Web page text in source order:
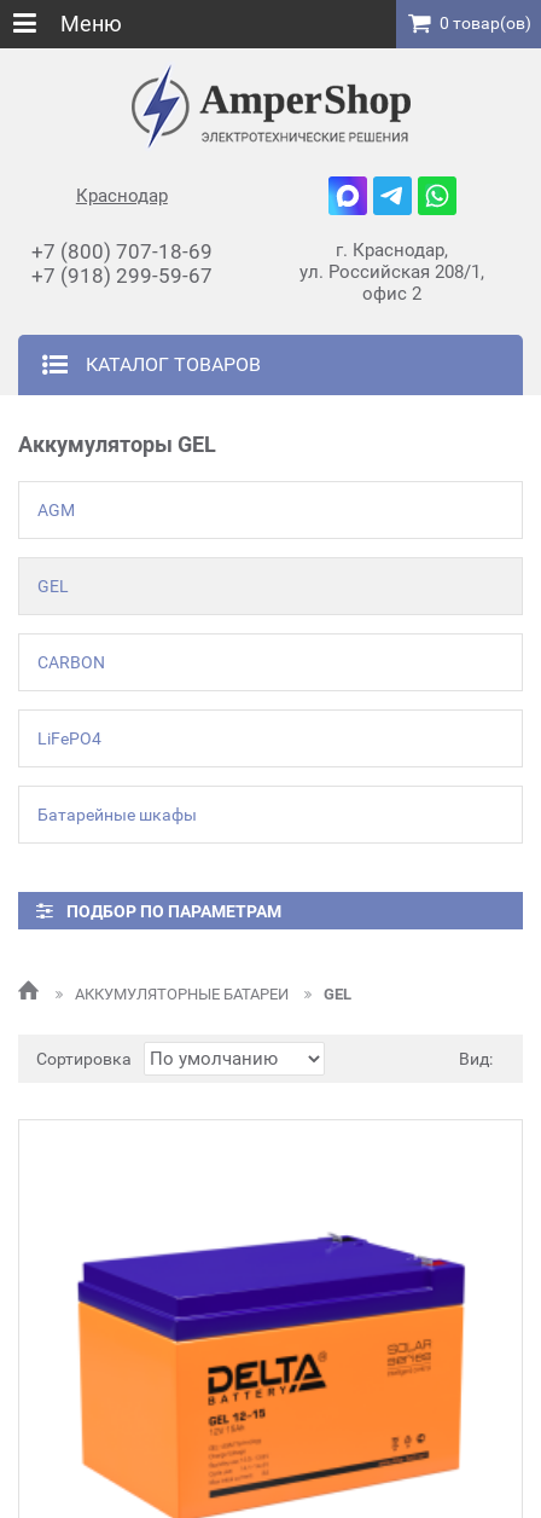
Краснодар
+7 (800) 707-18-69
+7 (918) 299-59-67
г. Краснодар,
ул. Российская 208/1,
офис 2
КАТАЛОГ ТОВАРОВ
Меню 0 товар(ов)
Аккумуляторы GEL
AGM
GEL
CARBON
LiFePO4
Батарейные шкафы
ПОДБОР ПО ПАРАМЕТРАМ
АККУМУЛЯТОРНЫЕ БАТАРЕИ GEL
Сортировка Вид: